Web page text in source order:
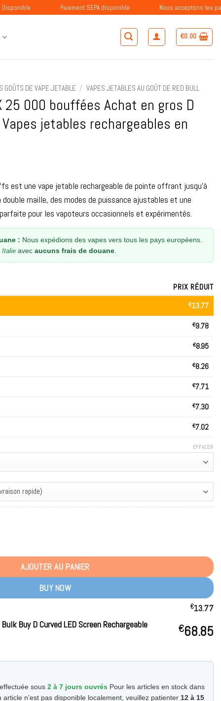
Paiement SEPA disponible Nous acceptons les paiements avec
€0.00
GOÛTS DE VAPE JETABLE / VAPES JETABLES AU GOÛT DE RED BULL
25 000 bouffées Achat en gros D
jetables rechargeables en
est une vape jetable rechargeable de pointe offrant jusqu'à
maille, des modes de puissance ajustables et une
pour les vapoteurs occasionnels et expérimentés.
: Nous expédions des vapes vers tous les pays européens.
Italie avec aucuns frais de douane
PRIX RÉDUIT
€13.77
€9.78
€8.95
€8.26
€7.71
€7.30
€7.02
EFFACER
Puffs Bulk Buy D Curved LED Screen Rechargeable Disposable Vapes
AJOUTER AU PANIER
BUY NOW
€13.77
Buy D Curved LED Screen Rechargeable
€68.85
sous 2 à 7 jours ouvrés Pour les articles en stock dans
n'est pas disponible localement, veuillez patienter 12 à 15